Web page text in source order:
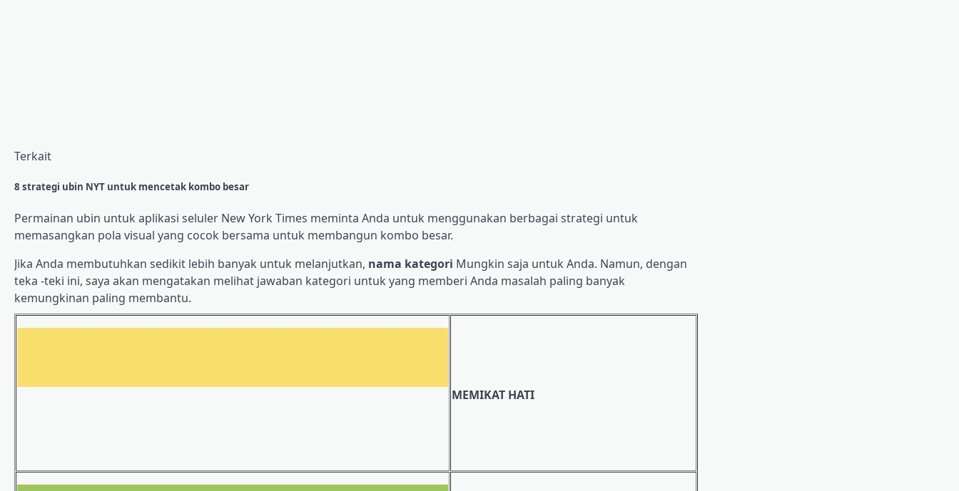
Terkait
8 strategi ubin NYT untuk mencetak kombo besar
Permainan ubin untuk aplikasi seluler New York Times meminta Anda untuk menggunakan berbagai strategi untuk
memasangkan pola visual yang cocok bersama untuk membangun kombo besar.
Jika Anda membutuhkan sedikit lebih banyak untuk melanjutkan, nama kategori Mungkin saja untuk Anda. Namun, dengan
teka -teki ini, saya akan mengatakan melihat jawaban kategori untuk yang memberi Anda masalah paling banyak
kemungkinan paling membantu.
MEMIKAT HATI